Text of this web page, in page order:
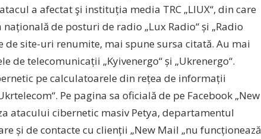
a afectat şi instituția media TRC „LIUX“, din care
națională de posturi de radio „Lux Radio“ și „Radio
de site-uri renumite, mai spune sursa citată. Au mai
de telecomunicații „Kyivenergo“ și „Ukrenergo“.
pe calculatoarele din rețea de informații
Pe pagina sa oficială de pe Facebook „New
atacului cibernetic masiv Petya, departamentul
și de contacte cu clienții „New Mail „nu funcționează